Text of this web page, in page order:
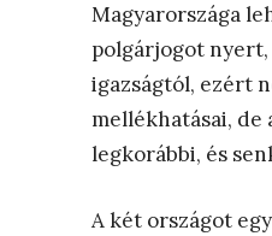
Magyarországa
polgárjogot nyert,
igazságtól, ezért
mellékhatásai, de
legkorábbi, és
A két országot